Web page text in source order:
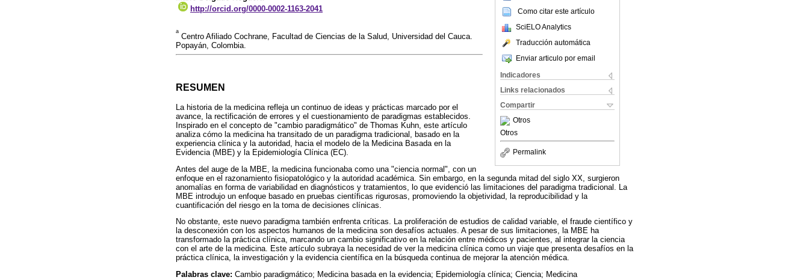
Como citar este artículo
SciELO Analytics
Traducción automática
Enviar articulo por email
Indicadores
Links relacionados
Compartir
Otros
Otros
Permalink
http://orcid.org/0000-0002-1163-2041
a
Centro Afiliado Cochrane, Facultad de Ciencias de la Salud, Universidad del Cauca.
Popayán, Colombia.
RESUMEN
La historia de la medicina refleja un continuo de ideas y prácticas marcado por el
avance, la rectificación de errores y el cuestionamiento de paradigmas establecidos.
Inspirado en el concepto de "cambio paradigmático" de Thomas Kuhn, este artículo
analiza cómo la medicina ha transitado de un paradigma tradicional, basado en la
experiencia clínica y la autoridad, hacia el modelo de la Medicina Basada en la
Evidencia (MBE) y la Epidemiología Clínica (EC).
Antes del auge de la MBE, la medicina funcionaba como una "ciencia normal", con un
enfoque en el razonamiento fisiopatológico y la autoridad académica. Sin embargo, en la segunda mitad del siglo XX, surgieron
anomalías en forma de variabilidad en diagnósticos y tratamientos, lo que evidenció las limitaciones del paradigma tradicional. La
MBE introdujo un enfoque basado en pruebas científicas rigurosas, promoviendo la objetividad, la reproducibilidad y la
cuantificación del riesgo en la toma de decisiones clínicas.
No obstante, este nuevo paradigma también enfrenta críticas. La proliferación de estudios de calidad variable, el fraude científico y
la desconexión con los aspectos humanos de la medicina son desafíos actuales. A pesar de sus limitaciones, la MBE ha
transformado la práctica clínica, marcando un cambio significativo en la relación entre médicos y pacientes, al integrar la ciencia
con el arte de la medicina. Este artículo subraya la necesidad de ver la medicina clínica como un viaje que presenta desafíos en la
práctica clínica, la investigación y la evidencia científica en la búsqueda continua de mejorar la atención médica.
Palabras clave: Cambio paradigmático; Medicina basada en la evidencia; Epidemiología clínica; Ciencia; Medicina